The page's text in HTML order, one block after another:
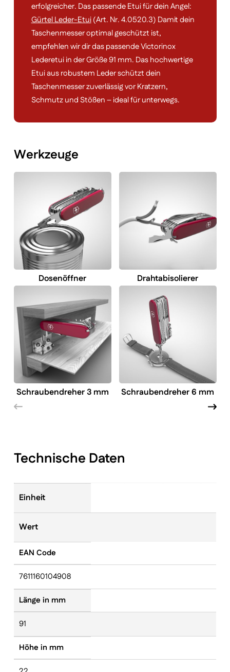
erfolgreicher. Das passende Etui für dein Angel:
Gürtel Leder-Etui(Art. Nr. 4.0520.3) Damit dein
Taschenmesser optimal geschützt ist,
empfehlen wir dir das passende Victorinox
Lederetui in der Größe 91 mm. Das hochwertige
Etui aus robustem Leder schützt dein
Taschenmesser zuverlässig vor Kratzern,
Schmutz und Stößen – ideal für unterwegs.
Werkzeuge
Dosenöffner
Schraubendreher 3 mm
Drahtabisolierer
Schraubendreher 6 mm
Technische Daten
Einheit
Wert
EAN Code
7611160104908
Länge in mm
91
Höhe in mm